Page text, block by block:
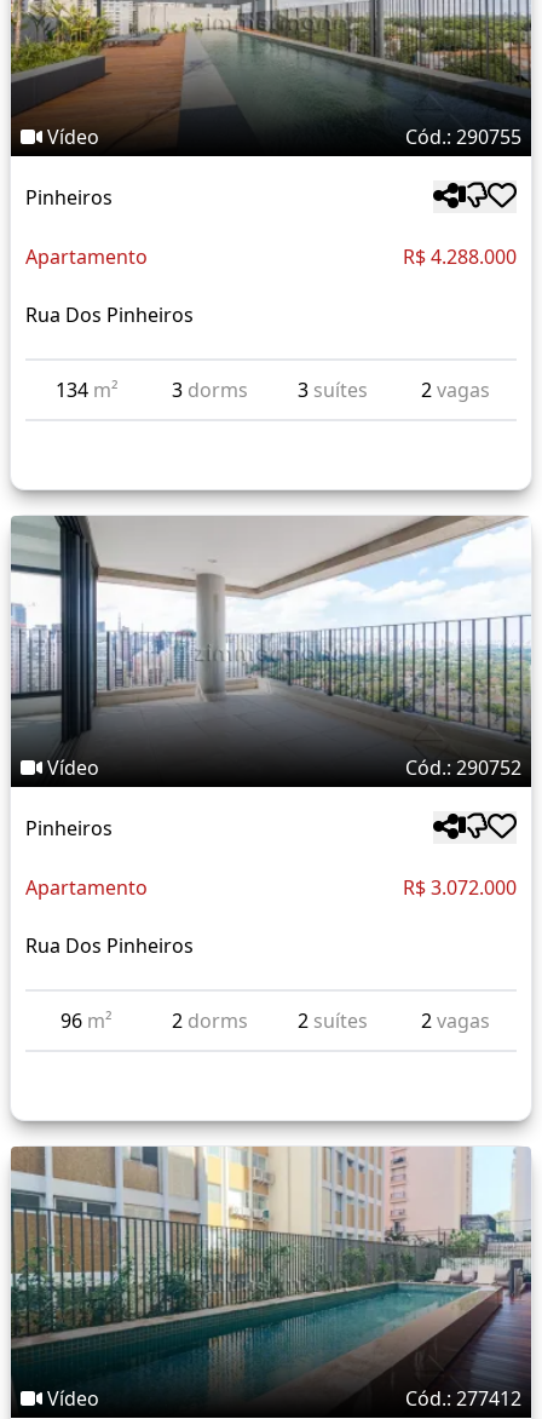
Vídeo Cód.: 290755
Pinheiros
Apartamento R$ 4.288.000
Rua Dos Pinheiros
134 m² 3 dorms 3 suítes 2vagas
Vídeo Cód.: 290752
Pinheiros
Apartamento R$ 3.072.000
Rua Dos Pinheiros
96 m² 2 dorms 2 suítes 2vagas
Vídeo Cód.: 277412